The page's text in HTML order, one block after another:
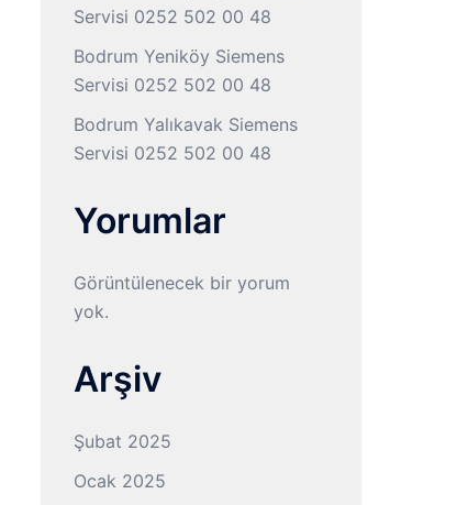
Servisi 0252 502 00 48
Bodrum Yeniköy Siemens
Servisi 0252 502 00 48
Bodrum Yalıkavak Siemens
Servisi 0252 502 00 48
Yorumlar
Görüntülenecek bir yorum
yok.
Arşiv
Şubat 2025
Ocak 2025